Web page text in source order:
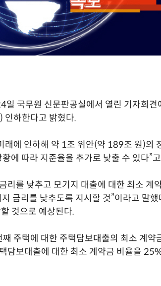
일 국무원 신문판공실에서 열린 기자회견
하한다고 밝혔다.
래에 인하해 약 1조 위안(약 189조 원)의
에 따라 지준율을 추가로 낮출 수 있다”
리를 낮추고 모기지 대출에 대한 최소 계
금리를 낮추도록 지시할 것”이라고 말했
것으로 예상된다.
주택에 대한 주택담보대출의 최소 계약
담보대출에 대한 최소 계약금 비율을